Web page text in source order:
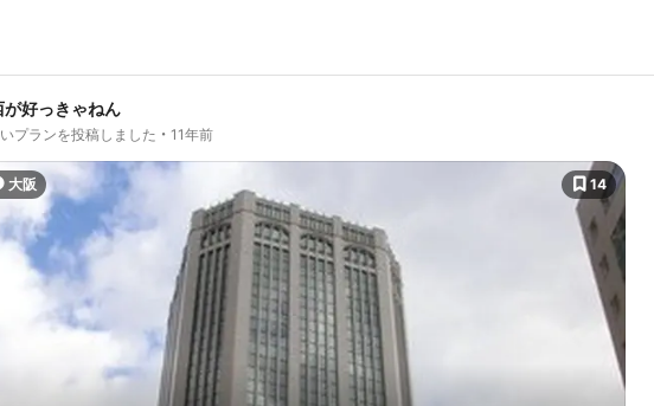
が好っきゃねん
プランを投稿しました 11年前
大阪 14